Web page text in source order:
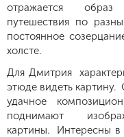
отражается
путешествия по
постоянное
холсте.
Для Дмитрия
этюде видеть
удачное
поднимают
картины. Интересны в